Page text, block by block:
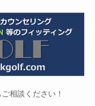
相談ください！